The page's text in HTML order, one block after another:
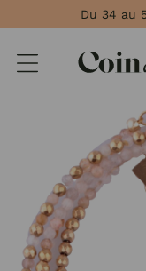
Du 34 au
Panneau de gestion des